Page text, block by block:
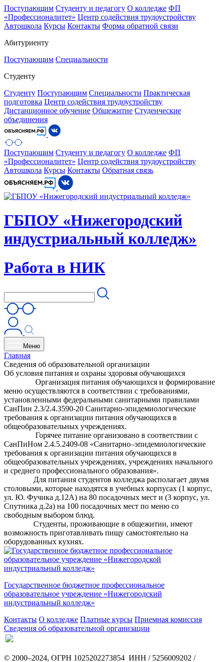
Поступающим Студенту и педагогу О колледже ФП
«Профессионалитет» Центр содействия трудоустройству
Автошкола Курсы Контакты Форма обратной связи
Абитуриенту
Поступающим Специальности
Студенту
Студенту Поступающим Специальности Практическая
подготовка Центр содействия трудоустройству
Дистанционное обучение Общежитие Студенческие
объединения
Поступающим Студенту и педагогу О колледже ФП
«Профессионалитет» Центр содействия трудоустройству
Автошкола Курсы Контакты Обратная связь
ГБПОУ «Нижегородский
индустриальный колледж»
Работа в НИК
Меню
Главная
Сведения об образовательной организации
Об условия питания и охраны здоровья обучающихся
Организация питания обучающихся и формирование
меню осуществляются в соответствии с требованиями,
установленными федеральными санитарными правилами
СанПин 2.3/2.4.3590-20 Санитарно-эпидемиологические
требования к организации питания обучающихся в
общеобразовательных учреждениях.
Горячее питание организовано в соответствии с
СанПиНом 2.4.5.2409-08 «Санитарно–эпидемиологические
требования к организации питания обучающихся в
общеобразовательных учреждениях, учреждениях начального
и среднего профессионального образования».
Для питания студентов колледжа располагает двумя
столовыми, которые находятся в учебных корпусах (1 корпус,
ул. Ю. Фучика д.12А) на 80 посадочных мест и (3 корпус, ул.
Спутника д.2а) на 100 посадочных мест по меню со
свободным выбором блюд.
Студенты, проживающие в общежитии, имеют
возможность приготавливать пищу самостоятельно на
оборудованных кухнях.
Государственное бюджетное профессиональное
образовательное учреждение «Нижегородский
индустриальный колледж»
Контакты О колледже Платные курсы Приемная комиссия
Сведения об образовательной организации
© 2000–2024, ОГРН 1025202273854 ИНН / 5256009202 /